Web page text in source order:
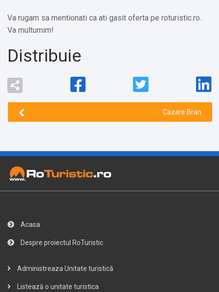
Va rugam sa mentionati ca ati gasit oferta pe roturistic.ro.
Va multumim!
Distribuie
Cazare Bran
Acasa
Despre proiectul RoTuristic
Administreaza Unitate turistică
Listează o unitate turistica